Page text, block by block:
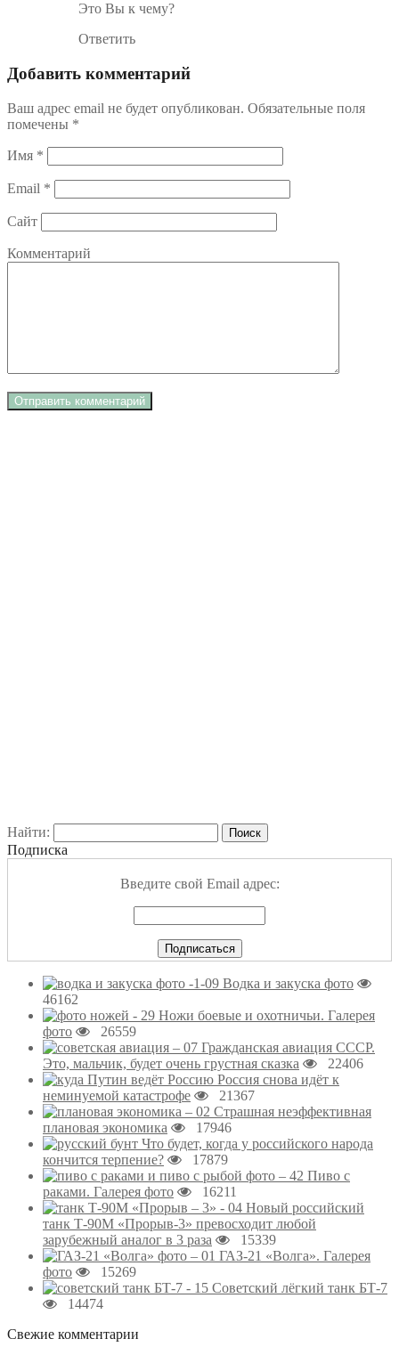
Это Вы к чему?
Ответить
Добавить комментарий
Ваш адрес email не будет опубликован. Обязательные поля
помечены *
Имя *
Email *
Сайт
Комментарий
Найти:
Подписка
Введите свой Email адрес:
Водка и закуска фото
46162
Ножи боевые и охотничьи. Галерея
фото
26559
Гражданская авиация СССР.
Это, мальчик, будет очень грустная сказка
22406
Россия снова идёт к
неминуемой катастрофе
21367
Страшная неэффективная
плановая экономика
17946
Что будет, когда у российского народа
кончится терпение?
17879
Пиво с
раками. Галерея фото
16211
Новый российский
танк Т-90М «Прорыв-3» превосходит любой
зарубежный аналог в 3 раза
15339
ГАЗ-21 «Волга». Галерея
фото
15269
Советский лёгкий танк БТ-7
14474
Свежие комментарии